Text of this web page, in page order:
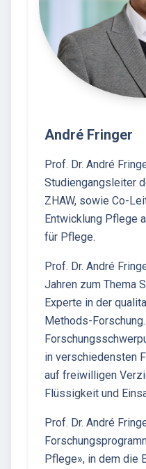
André Fringer
Prof. Dr. André
Studiengangsleiter
ZHAW, sowie Co-
Entwicklung Pflege
für Pflege.
Prof. Dr. André
Jahren zum Thema
Experte in der
Methods-
in verschiedensten
auf freiwilligen
Flüssigkeit und
Prof. Dr. André
Pflege», in dem die